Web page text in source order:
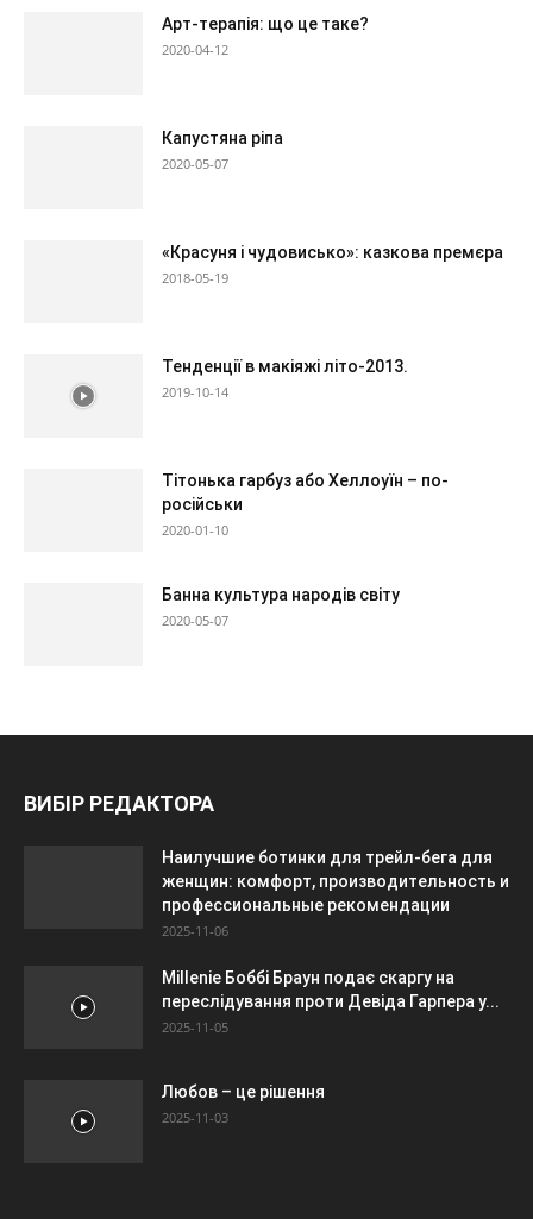
Арт-терапія: що це таке?
2020-04-12
Капустяна ріпа
2020-05-07
«Красуня і чудовисько»: казкова премєра
2018-05-19
Тенденції в макіяжі літо-2013.
2019-10-14
Тітонька гарбуз або Хеллоуїн – по-
російськи
2020-01-10
Банна культура народів світу
2020-05-07
ВИБІР РЕДАКТОРА
Наилучшие ботинки для трейл-бега для
женщин: комфорт, производительность и
профессиональные рекомендации
2025-11-06
Millenie Боббі Браун подає скаргу на
переслідування проти Девіда Гарпера у...
2025-11-05
Любов – це рішення
2025-11-03